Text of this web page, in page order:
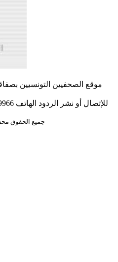
موقع الصحفيين التونسيين
جميع الحقوق